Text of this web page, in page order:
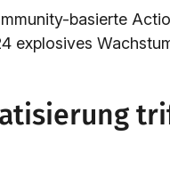
basierte
explosives